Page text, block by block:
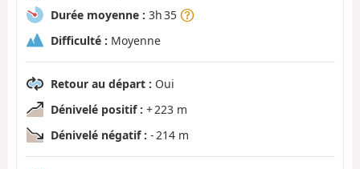
Durée moyenne : 3h 35
Difficulté : Moyenne
Retour au départ : Oui
Dénivelé positif : + 223 m
Dénivelé négatif : - 214 m